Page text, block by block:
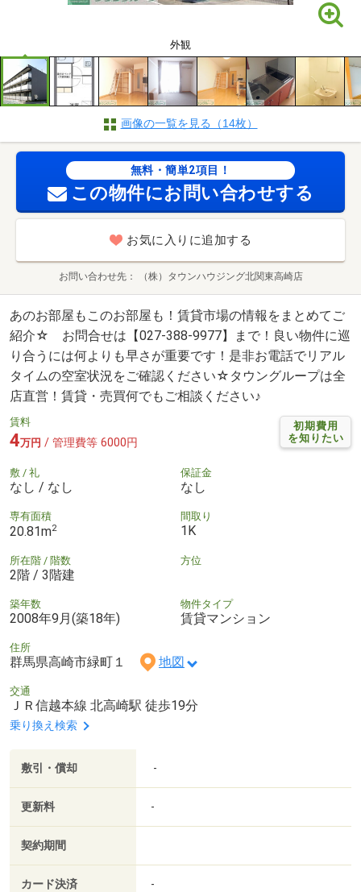
外観
画像の一覧を見る（14枚）
無料・簡単2項目！
この物件にお問い合わせする
お気に入りに追加する
お問い合わせ先 （株）タウンハウジング北関東高崎店
あのお部屋もこのお部屋も！賃貸市場の情報をまとめてご
紹介☆ お問合せは【027-388-9977】まで！良い物件に巡
り合うには何よりも早さが重要です！是非お電話でリアル
タイムの空室状況をご確認ください☆タウングループは全
店直営！賃貸・売買何でもご相談ください♪
初期費用
を知りたい
賃料
4万円 / 管理費等 6000円
敷 / 礼
なし / なし
保証金
なし
専有面積
20.81m2
間取り
1K
所在階 / 階数
2階 / 3階建
方位
築年数
2008年9月(築18年)
物件タイプ
賃貸マンション
住所
群馬県高崎市緑町１ 地図
交通
ＪＲ信越本線 北高崎駅 徒歩19分
乗り換え検索
敷引・償却 -
更新料 -
契約期間
カード決済 -